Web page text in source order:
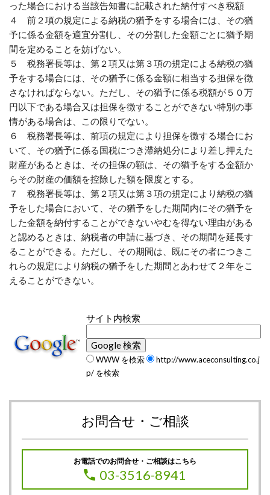
った場合における当該告知書に記載された納付すべき税額
４ 前２項の規定による納税の猶予をする場合には、その猶
予に係る金額を適宜分割し、その分割した金額ごとに猶予期
間を定めることを妨げない。
５ 税務署長等は、第２項又は第３項の規定による納税の猶
予をする場合には、その猶予に係る金額に相当する担保を徴
さなければならない。ただし、その猶予に係る税額が５０万
円以下である場合又は担保を徴することができない特別の事
情がある場合は、この限りでない。
６ 税務署長等は、前項の規定により担保を徴する場合にお
いて、その猶予に係る国税につき滞納処分により差し押えた
財産があるときは、その担保の額は、その猶予をする金額か
らその財産の価額を控除した額を限度とする。
７ 税務署長等は、第２項又は第３項の規定により納税の猶
予をした場合において、その猶予をした期間内にその猶予を
した金額を納付することができないやむを得ない理由がある
と認めるときは、納税者の申請に基づき、その期間を延長す
ることができる。ただし、その期間は、既にその者につきこ
れらの規定により納税の猶予をした期間とあわせて２年をこ
えることができない。
サイト内検索
WWW を検索
http://www.aceconsulting.co.j
p/ を検索
お問合せ・ご相談
お電話でのお問合せ・ご相談はこちら
03-3516-8941